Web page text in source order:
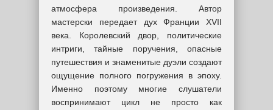
атмосфера произведения. Автор
мастерски передает дух Франции XVII
века. Королевский двор, политические
интриги, тайные поручения, опасные
путешествия и знаменитые дуэли создают
ощущение полного погружения в эпоху.
Именно поэтому многие слушатели
воспринимают цикл не просто как